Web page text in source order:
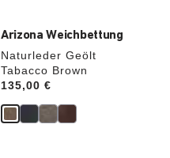
Arizona Weichbettung
Naturleder Geölt
Tabacco Brown
Price:
135,00 €